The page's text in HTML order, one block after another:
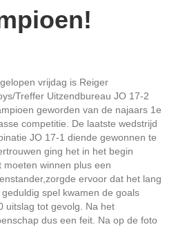
vrijdag is Reiger
Treffer Uitzendbureau JO 17-2
geworden van de najaars 1e
competitie. De laatste wedstrijd
JO 17-1 diende gewonnen te
ging het in het begin
winnen plus een
ervoor dat het lang
spel kwamen de goals
uitslag tot gevolg. Na het
dus een feit. Na op de foto